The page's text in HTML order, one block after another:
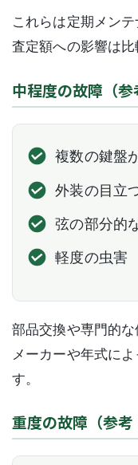
これらは定期メン
査定額への影響は比
中程度の故障（参
複数の鍵盤
外装の目立
弦の部分的
軽度の虫害
部品交換や専門的な
メーカーや年式に
す。
重度の故障（参考